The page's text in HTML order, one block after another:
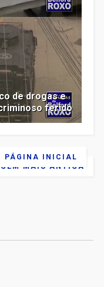
de drogas e
ferido
MAIS ANTIGA
PÁGINA INICIAL